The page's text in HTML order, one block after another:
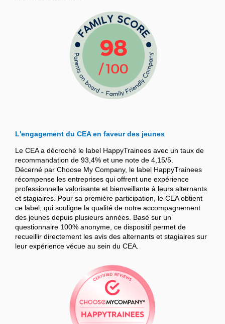
L'engagement du CEA en faveur des jeunes
Le CEA a décroché le label HappyTrainees avec un taux de
recommandation de 93,4% et une note de 4,15/5.
Décerné par Choose My Company, le label HappyTrainees
récompense les entreprises qui offrent une expérience
professionnelle valorisante et bienveillante à leurs alternants
et stagiaires. Pour sa première participation, le CEA obtient
ce label, qui souligne la qualité de notre accompagnement
des jeunes depuis plusieurs années. Basé sur un
questionnaire 100% anonyme, ce dispositif permet de
recueillir directement les avis des alternants et stagiaires sur
leur expérience vécue au sein du CEA.